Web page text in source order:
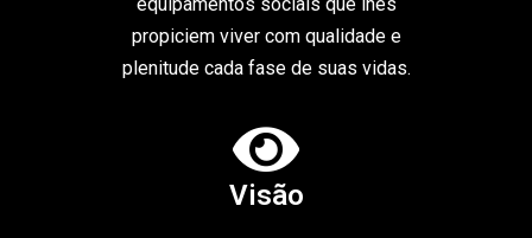
equipamentos sociais que lhes
propiciem viver com qualidade e
plenitude cada fase de suas vidas.
Visão